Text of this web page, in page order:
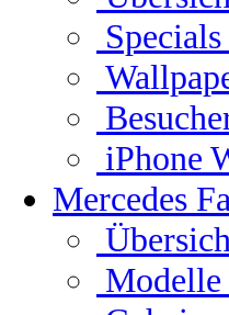
iPhone
Mercedes
Modelle